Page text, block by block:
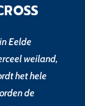
Eelde
weiland,
het hele
de